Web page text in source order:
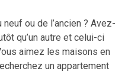
ou de l’ancien ? Avez-
qu’un autre et celui-ci
aimez les maisons en
un appartement